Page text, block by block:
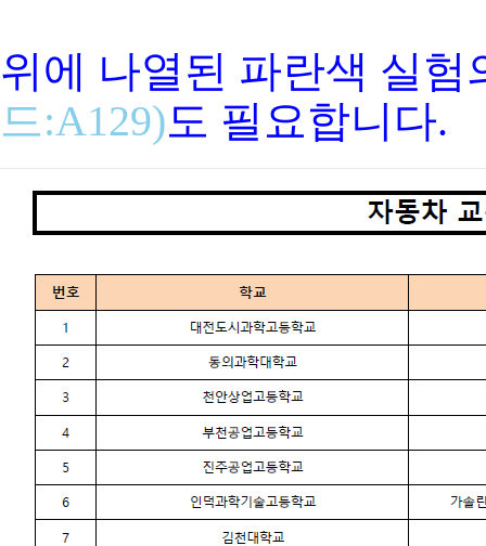
위에 나열된 파란색 실
드:A129)도 필요합니다.